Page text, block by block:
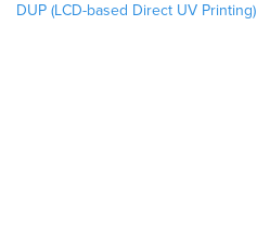
DUP (LCD-based Direct UV Printing)